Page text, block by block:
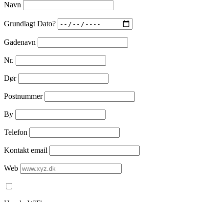
Navn
Grundlagt Dato?
Gadenavn
Nr.
Dør
Postnummer
By
Telefon
Kontakt email
Web